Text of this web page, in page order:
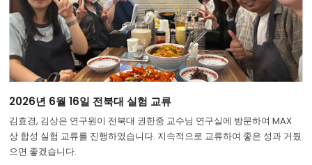
2026년 6월 16일 전북대 실험 교류
김효경, 김상은 연구원이 전북대 권한중 교수님 연구실에 방문하여 MAX
상 합성 실험 교류를 진행하였습니다. 지속적으로 교류하여 좋은 성과 거뒀
으면 좋겠습니다.